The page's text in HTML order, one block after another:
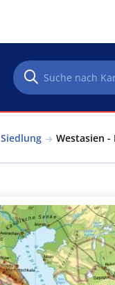
Siedlung Westasien -